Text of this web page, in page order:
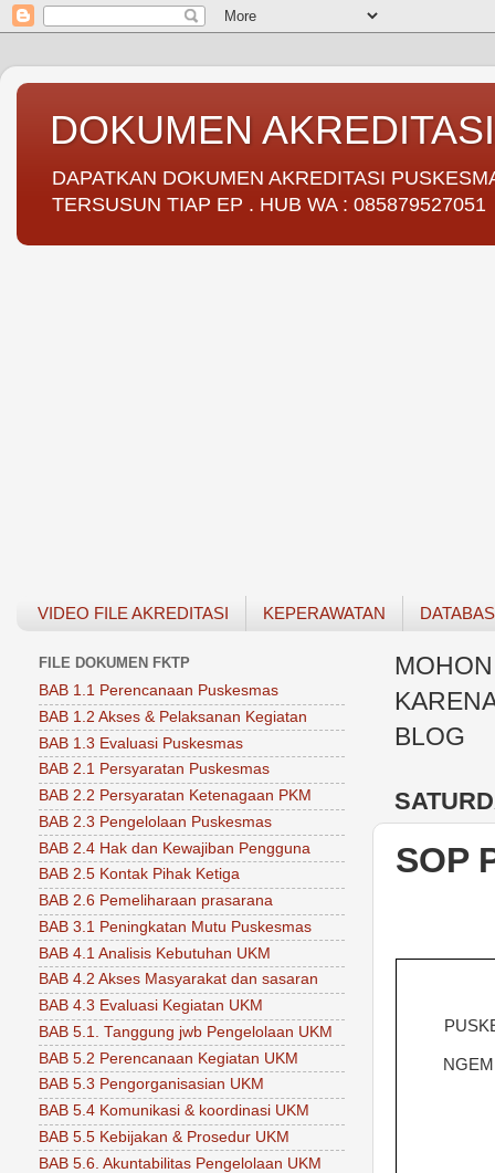
DOKUMEN
DAPATKAN DOKUMEN AKREDITASI
TERSUSUN TIAP EP . HUB WA : 085879527051
VIDEO FILE AKREDITASI KEPERAWATAN
BLOG
SOP
FILE DOKUMEN FKTP
BAB 1.1 Perencanaan Puskesmas
BAB 1.2 Akses & Pelaksanan Kegiatan
BAB 1.3 Evaluasi Puskesmas
BAB 2.1 Persyaratan Puskesmas
BAB 2.2 Persyaratan Ketenagaan PKM
BAB 2.3 Pengelolaan Puskesmas
BAB 2.4 Hak dan Kewajiban Pengguna
BAB 2.5 Kontak Pihak Ketiga
BAB 2.6 Pemeliharaan prasarana
BAB 3.1 Peningkatan Mutu Puskesmas
BAB 4.1 Analisis Kebutuhan UKM
BAB 4.2 Akses Masyarakat dan sasaran
BAB 4.3 Evaluasi Kegiatan UKM
BAB 5.1. Tanggung jwb Pengelolaan UKM
BAB 5.2 Perencanaan Kegiatan UKM
BAB 5.3 Pengorganisasian UKM
BAB 5.4 Komunikasi & koordinasi UKM
BAB 5.5 Kebijakan & Prosedur UKM
BAB 5.6. Akuntabilitas Pengelolaan UKM